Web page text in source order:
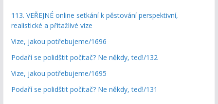
113. VEŘEJNÉ online setkání k pěstování perspektivní,
realistické a přitažlivé vize
Vize, jakou potřebujeme/1696
Podaří se polidštit počítač? Ne někdy, teď!/132
Vize, jakou potřebujeme/1695
Podaří se polidštit počítač? Ne někdy, teď!/131